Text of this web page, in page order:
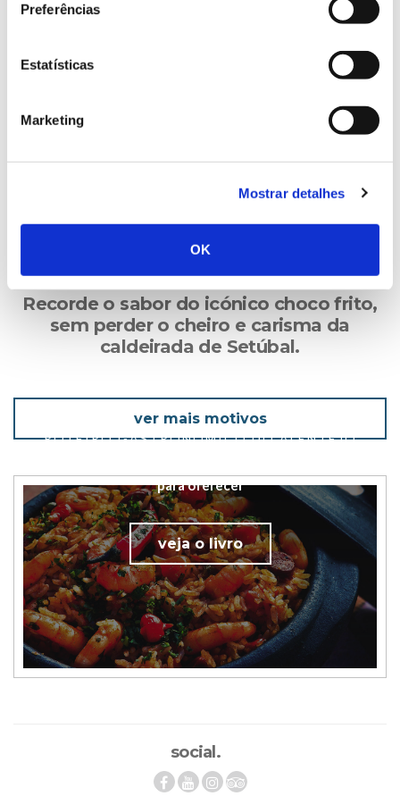
Preferências
Estatísticas
Marketing
Mostrar detalhes
OK
dê uma oportunidade às beldroegas de
Recorde o sabor do icónico choco frito,
sem perder o cheiro e carisma da
caldeirada de Setúbal.
ver mais motivos
ROTEIRO GASTRONÓMICO DO ALENTEJO
para oferecer
veja o livro
social.